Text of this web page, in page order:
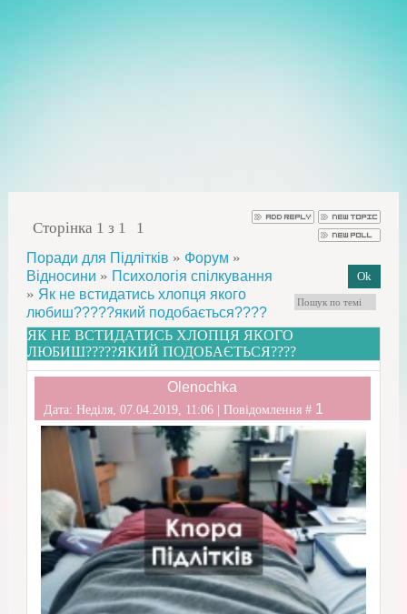
Сторінка 1 з 1 1
Поради для Підлітків » Форум »
Відносини » Психологія спілкування
» Як не встидатись хлопця якого
любиш?????який подобається????
ЯК НЕ ВСТИДАТИСЬ ХЛОПЦЯ ЯКОГО
ЛЮБИШ?????ЯКИЙ ПОДОБАЄТЬСЯ????
Olenochka
Дата: Неділя, 07.04.2019, 11:06 | Повідомлення # 1